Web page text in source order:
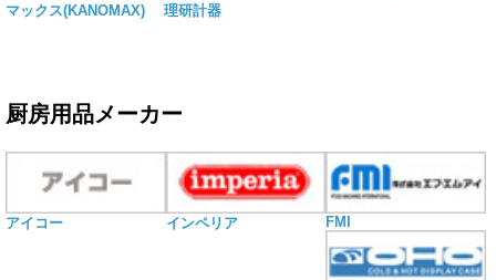
マックス(KANOMAX)
理研計器
厨房用品メーカー
アイコー インペリア FMI